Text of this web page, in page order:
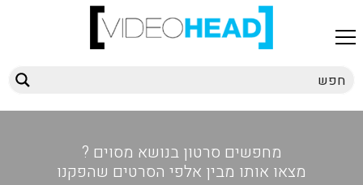
מחפשים סרטון בנושא מסוים ?
מצאו אותו מבין אלפי הסרטים שהפקנו